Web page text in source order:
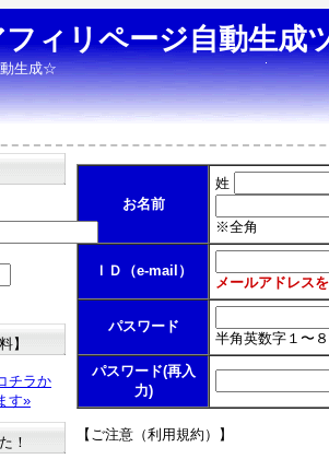
フィリページ自動生成
動生成☆
お名前
姓
※全角
ＩＤ（e-mail）
メールアドレス
パスワード
半角英数字１〜
パスワード(再入
力)
【ご注意（利用規約）】
】
チラか
す»
！